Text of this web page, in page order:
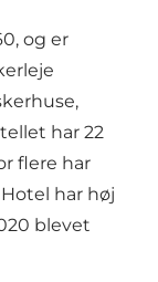
og er
har 22
flere har
har høj
blevet